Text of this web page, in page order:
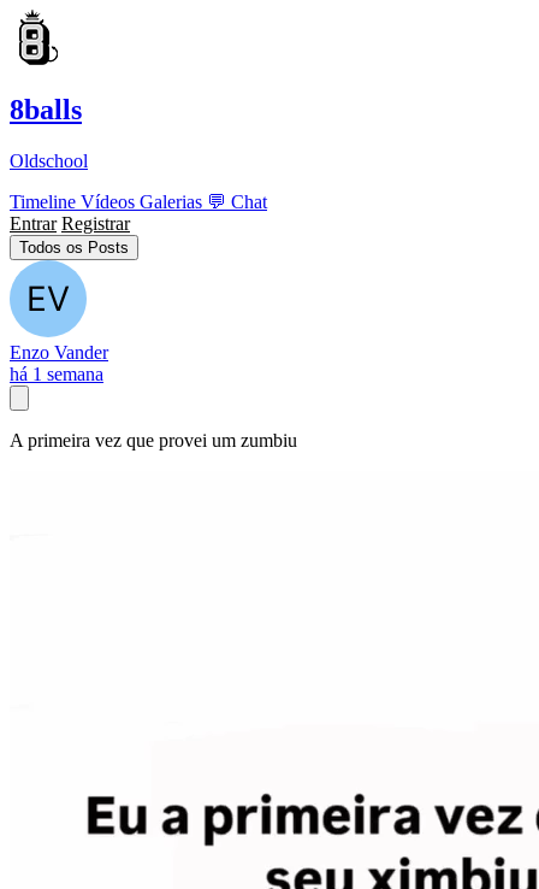
8balls
Oldschool
Timeline Vídeos Galerias 💬 Chat
Entrar Registrar
Todos os Posts
Enzo Vander
há 1 semana
A primeira vez que provei um zumbiu